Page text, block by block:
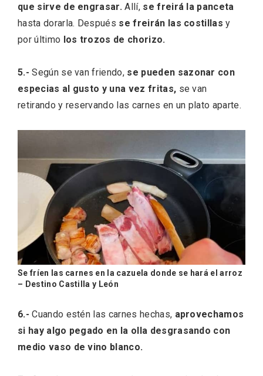
que sirve de engrasar. Allí, se freirá la panceta
hasta dorarla. Después se freirán las costillas y
por último los trozos de chorizo.
5.- Según se van friendo, se pueden sazonar con
especias al gusto y una vez fritas, se van
retirando y reservando las carnes en un plato aparte.
Se fríen las carnes en la cazuela donde se hará el arroz
– Destino Castilla y León
6.- Cuando estén las carnes hechas, aprovechamos
si hay algo pegado en la olla desgrasando con
medio vaso de vino blanco.
La zonificación como recurso turístico
de la Ruta del Vino de Rueda
Memoria, Tierra y Voz